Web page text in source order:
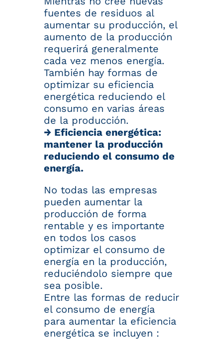
fuentes de residuos al
aumentar su producción, el
aumento de la producción
requerirá generalmente
cada vez menos energía.
También hay formas de
optimizar su eficiencia
energética reduciendo el
consumo en varias áreas
de la producción.
→ Eficiencia energética:
mantener la producción
reduciendo el consumo de
energía.
No todas las empresas
pueden aumentar la
producción de forma
rentable y es importante
en todos los casos
optimizar el consumo de
energía en la producción,
reduciéndolo siempre que
sea posible.
Entre las formas de reducir
el consumo de energía
para aumentar la eficiencia
energética se incluyen :